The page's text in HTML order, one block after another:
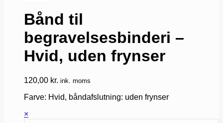
Bånd til
begravelsesbinderi –
Hvid, uden frynser
120,00 kr. ink. moms
Farve: Hvid, båndafslutning: uden frynser
×